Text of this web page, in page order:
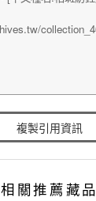
複製引用資訊
相關推薦藏品